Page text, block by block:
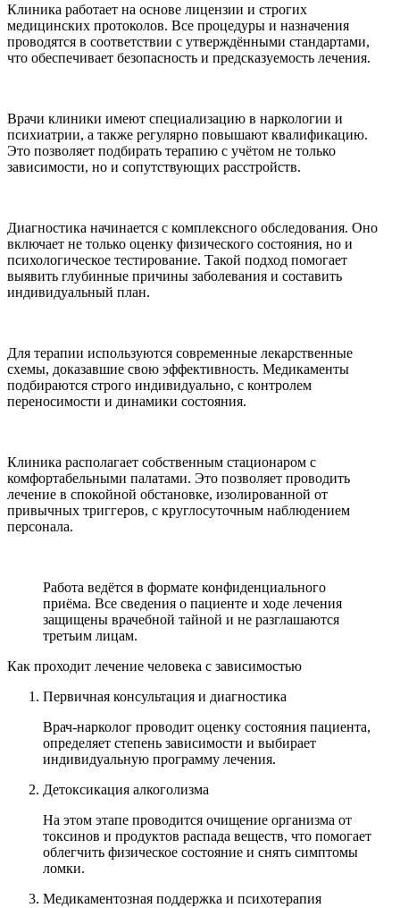
Клиника работает на основе лицензии и строгих
медицинских протоколов. Все процедуры и назначения
проводятся в соответствии с утверждёнными стандартами,
что обеспечивает безопасность и предсказуемость лечения.
Врачи клиники имеют специализацию в наркологии и
психиатрии, а также регулярно повышают квалификацию.
Это позволяет подбирать терапию с учётом не только
зависимости, но и сопутствующих расстройств.
Диагностика начинается с комплексного обследования. Оно
включает не только оценку физического состояния, но и
психологическое тестирование. Такой подход помогает
выявить глубинные причины заболевания и составить
индивидуальный план.
Для терапии используются современные лекарственные
схемы, доказавшие свою эффективность. Медикаменты
подбираются строго индивидуально, с контролем
переносимости и динамики состояния.
Клиника располагает собственным стационаром с
комфортабельными палатами. Это позволяет проводить
лечение в спокойной обстановке, изолированной от
привычных триггеров, с круглосуточным наблюдением
персонала.
Работа ведётся в формате конфиденциального
приёма. Все сведения о пациенте и ходе лечения
защищены врачебной тайной и не разглашаются
третьим лицам.
Как проходит лечение человека с зависимостью
Первичная консультация и диагностика
Врач-нарколог проводит оценку состояния пациента,
определяет степень зависимости и выбирает
индивидуальную программу лечения.
Детоксикация алкоголизма
На этом этапе проводится очищение организма от
токсинов и продуктов распада веществ, что помогает
облегчить физическое состояние и снять симптомы
ломки.
Медикаментозная поддержка и психотерапия